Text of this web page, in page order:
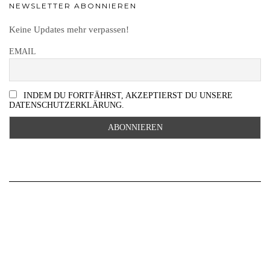
NEWSLETTER ABONNIEREN
Keine Updates mehr verpassen!
EMAIL
INDEM DU FORTFÄHRST, AKZEPTIERST DU UNSERE
DATENSCHUTZERKLÄRUNG.